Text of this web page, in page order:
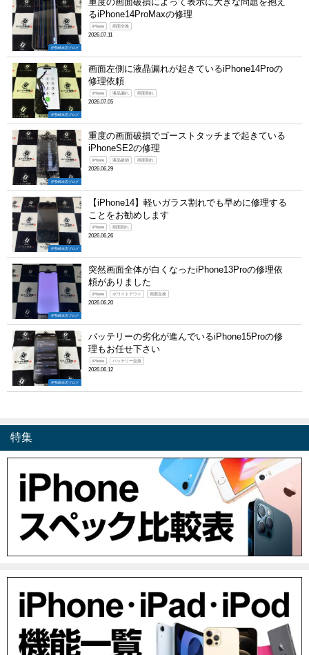
伊勢崎本店ブログ
重度の画面破損によって表示に大きな問題を抱え
るiPhone14ProMaxの修理
iPhone 画面交換
2026.07.11
伊勢崎本店ブログ
画面左側に液晶漏れが起きているiPhone14Proの
修理依頼
iPhone 液晶漏れ 画面割れ
2026.07.05
伊勢崎本店ブログ
重度の画面破損でゴーストタッチまで起きている
iPhoneSE2の修理
iPhone 液晶破損 画面割れ
2026.06.29
伊勢崎本店ブログ
【iPhone14】軽いガラス割れでも早めに修理する
ことをお勧めします
iPhone 画面割れ
2026.06.26
伊勢崎本店ブログ
突然画面全体が白くなったiPhone13Proの修理依
頼がありました
iPhone ホワイトアウト 画面交換
2026.06.20
伊勢崎本店ブログ
バッテリーの劣化が進んでいるiPhone15Proの修
理もお任せ下さい
iPhone バッテリー交換
2026.06.12
特集